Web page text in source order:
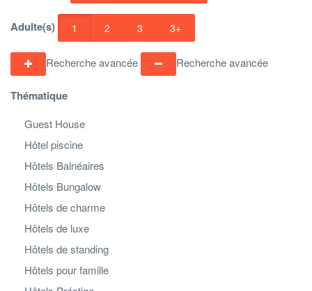
Adulte(s) 1 2 3 3+
Recherche avancée Recherche avancée
Thématique
Guest House
Hôtel piscine
Hôtels Balnéaires
Hôtels Bungalow
Hôtels de charme
Hôtels de luxe
Hôtels de standing
Hôtels pour famille